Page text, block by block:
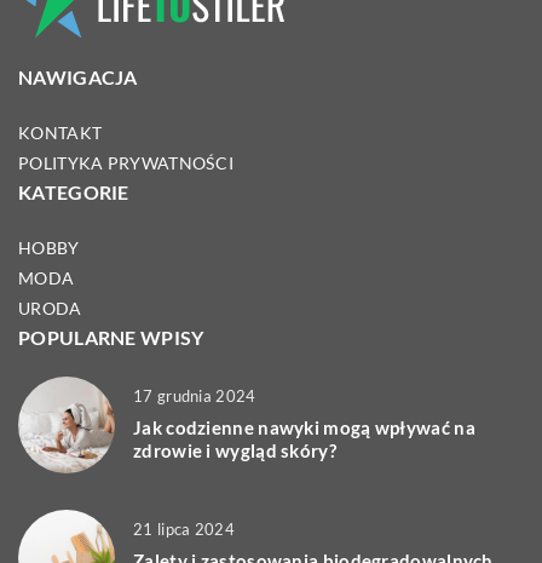
NAWIGACJA
KONTAKT
POLITYKA PRYWATNOŚCI
KATEGORIE
HOBBY
MODA
URODA
POPULARNE WPISY
17 grudnia 2024
Jak codzienne nawyki mogą wpływać na
zdrowie i wygląd skóry?
21 lipca 2024